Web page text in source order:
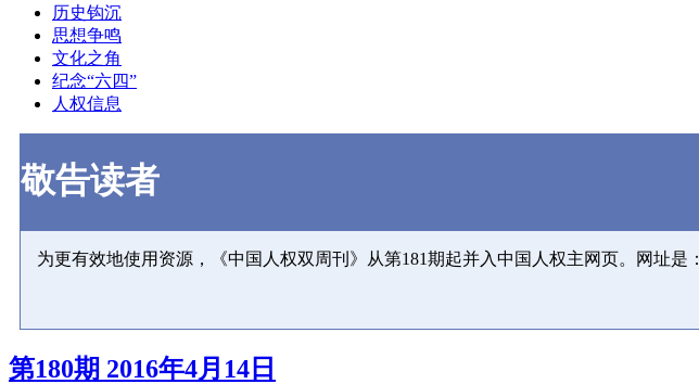
历史钩沉
思想争鸣
文化之角
纪念“六四”
人权信息
敬告读者
为更有效地使用资源，《中国人权双周刊》从第181期起并入中国人权主网页。网址是：
第180期 2016年4月14日